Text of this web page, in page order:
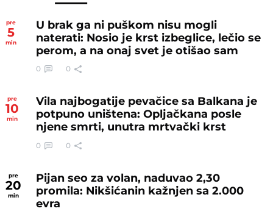
pre
5
min
U brak ga ni puškom nisu mogli
naterati: Nosio je krst izbeglice, lečio se
perom, a na onaj svet je otišao sam
0 0
pre
10
min
Vila najbogatije pevačice sa Balkana je
potpuno uništena: Opljačkana posle
njene smrti, unutra mrtvački krst
0 0
pre
20
min
Pijan seo za volan, naduvao 2,30
promila: Nikšićanin kažnjen sa 2.000
evra